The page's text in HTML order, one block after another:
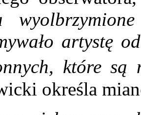
artystę
które są
określa